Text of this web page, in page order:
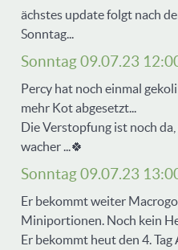
ächstes update folgt nach
Sonntag...
Sonntag 09.07.23
Percy hat noch einmal
mehr Kot abgesetzt...
Die Verstopfung ist noch
wacher ...🍀
Sonntag 09.07.23
Er bekommt weiter
Miniportionen. Noch kein
Er bekommt heut den 4.